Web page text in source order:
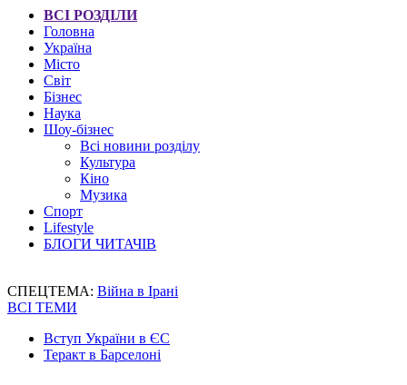
ВСІ РОЗДІЛИ
Головна
Україна
Місто
Світ
Бізнес
Наука
Шоу-бізнес
Всі новини розділу
Культура
Кіно
Музика
Спорт
Lifestyle
БЛОГИ ЧИТАЧІВ
СПЕЦТЕМА: Війна в Ірані
ВСІ ТЕМИ
Вступ України в ЄС
Теракт в Барселоні